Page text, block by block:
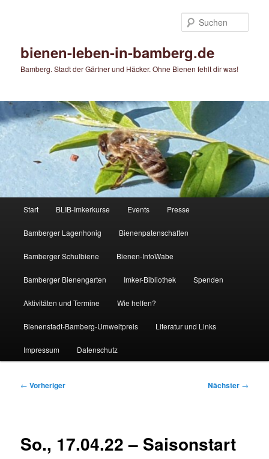
bienen-leben-in-bamberg.de
Bamberg. Stadt der Gärtner und Häcker. Ohne Bienen fehlt dir was!
Start BLIB-Imkerkurse Events Presse
Bamberger Lagenhonig Bienenpatenschaften
Bamberger Schulbiene Bienen-InfoWabe
Bamberger Bienengarten Imker-Bibliothek Spenden
Aktivitäten und Termine Wie helfen?
Bienenstadt-Bamberg-Umweltpreis Literatur und Links
Impressum Datenschutz
Beitragsnavigation
← Vorheriger Nächster →
So., 17.04.22 – Saisonstart